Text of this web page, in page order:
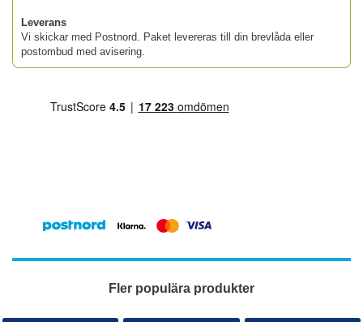
Leverans
Vi skickar med Postnord. Paket levereras till din brevlåda eller
postombud med avisering.
Fler populära produkter